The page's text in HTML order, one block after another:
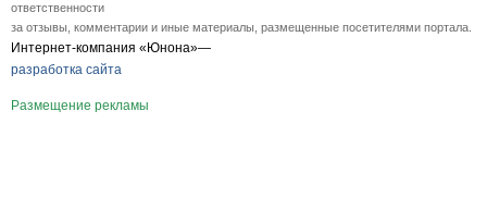
ответственности
за отзывы, комментарии и иные материалы, размещенные посетителями портала.
Интернет-компания «Юнона»—
разработка сайта
Размещение рекламы